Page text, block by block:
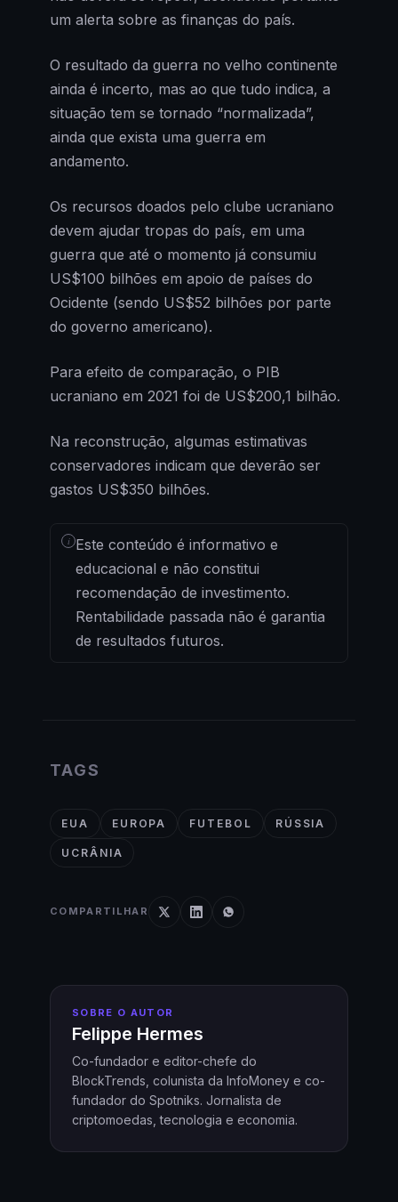
um alerta sobre as finanças do país.
O resultado da guerra no velho continente
ainda é incerto, mas ao que tudo indica, a
situação tem se tornado “normalizada”,
ainda que exista uma guerra em
andamento.
Os recursos doados pelo clube ucraniano
devem ajudar tropas do país, em uma
guerra que até o momento já consumiu
US$100 bilhões em apoio de países do
Ocidente (sendo US$52 bilhões por parte
do governo americano).
Para efeito de comparação, o PIB
ucraniano em 2021 foi de US$200,1 bilhão.
Na reconstrução, algumas estimativas
conservadores indicam que deverão ser
gastos US$350 bilhões.
i Este conteúdo é informativo e
educacional e não constitui
recomendação de investimento.
Rentabilidade passada não é garantia
de resultados futuros.
TAGS
EUA EUROPA FUTEBOL RÚSSIA
UCRÂNIA
COMPARTILHAR
SOBRE O AUTOR
Felippe Hermes
Co-fundador e editor-chefe do
BlockTrends, colunista da InfoMoney e co-
fundador do Spotniks. Jornalista de
criptomoedas, tecnologia e economia.